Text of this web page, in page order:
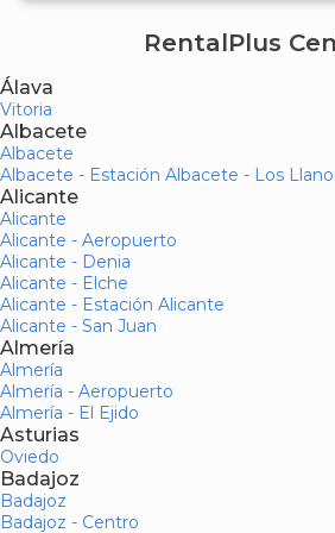
RentalPlus
Álava
Vitoria
Albacete
Albacete
Albacete - Estación Albacete - Los
Alicante
Alicante
Alicante - Aeropuerto
Alicante - Denia
Alicante - Elche
Alicante - Estación Alicante
Alicante - San Juan
Almería
Almería
Almería - Aeropuerto
Almería - El Ejido
Asturias
Oviedo
Badajoz
Badajoz
Badajoz - Centro